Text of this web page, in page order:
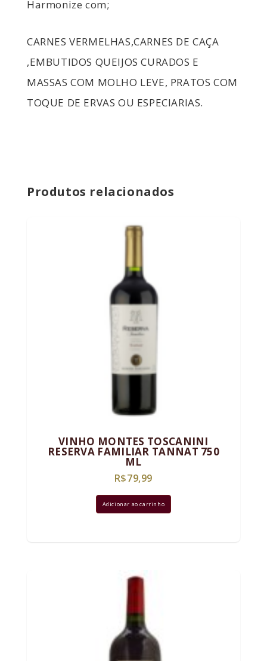
Harmonize com;
CARNES VERMELHAS,CARNES DE CAÇA
,EMBUTIDOS QUEIJOS CURADOS E
MASSAS COM MOLHO LEVE, PRATOS COM
TOQUE DE ERVAS OU ESPECIARIAS.
Produtos relacionados
VINHO MONTES TOSCANINI
RESERVA FAMILIAR TANNAT 750
ML
R$79,99
Adicionar ao carrinho